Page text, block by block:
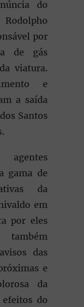
do
por
de gás
viatura.
e
a saída
Santos
gama de
da
em
por eles
das
e
da
do